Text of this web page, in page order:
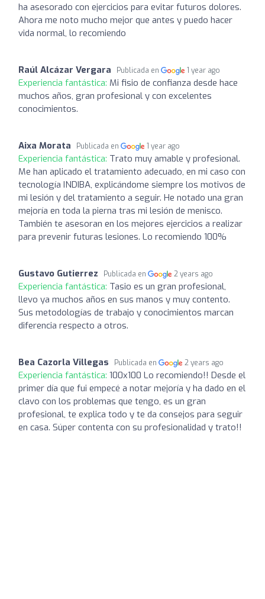
ha asesorado con ejercicios para evitar futuros dolores.
Ahora me noto mucho mejor que antes y puedo hacer
vida normal, lo recomiendo
Raúl Alcázar Vergara Publicada en 1 year ago
Experiencia fantástica: Mi fisio de confianza desde hace
muchos años, gran profesional y con excelentes
conocimientos.
Aixa Morata Publicada en 1 year ago
Experiencia fantástica: Trato muy amable y profesional.
Me han aplicado el tratamiento adecuado, en mi caso con
tecnología INDIBA, explicándome siempre los motivos de
mi lesión y del tratamiento a seguir. He notado una gran
mejoría en toda la pierna tras mi lesión de menisco.
También te asesoran en los mejores ejercicios a realizar
para prevenir futuras lesiones. Lo recomiendo 100%
Gustavo Gutierrez Publicada en 2 years ago
Experiencia fantástica: Tasio es un gran profesional,
llevo ya muchos años en sus manos y muy contento.
Sus metodologías de trabajo y conocimientos marcan
diferencia respecto a otros.
Bea Cazorla Villegas Publicada en 2 years ago
Experiencia fantástica: 100x100 Lo recomiendo!! Desde el
primer día que fui empecé a notar mejoría y ha dado en el
clavo con los problemas que tengo, es un gran
profesional, te explica todo y te da consejos para seguir
en casa. Súper contenta con su profesionalidad y trato!!